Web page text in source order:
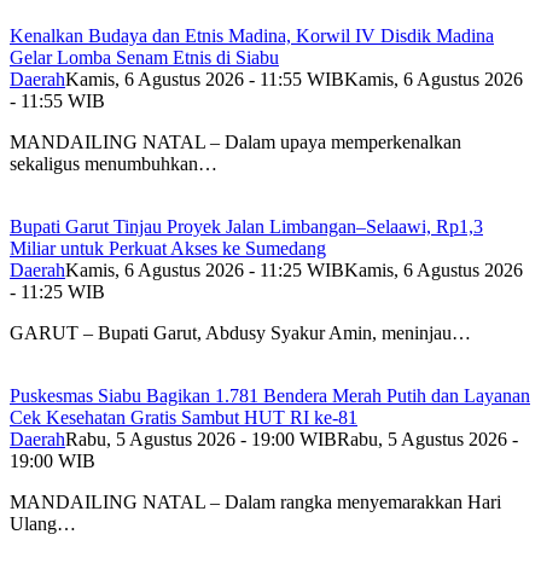
Kenalkan Budaya dan Etnis Madina, Korwil IV Disdik Madina
Gelar Lomba Senam Etnis di Siabu
DaerahKamis, 6 Agustus 2026 - 11:55 WIBKamis, 6 Agustus 2026
- 11:55 WIB
MANDAILING NATAL – Dalam upaya memperkenalkan
sekaligus menumbuhkan…
Bupati Garut Tinjau Proyek Jalan Limbangan–Selaawi, Rp1,3
Miliar untuk Perkuat Akses ke Sumedang
DaerahKamis, 6 Agustus 2026 - 11:25 WIBKamis, 6 Agustus 2026
- 11:25 WIB
GARUT – Bupati Garut, Abdusy Syakur Amin, meninjau…
Puskesmas Siabu Bagikan 1.781 Bendera Merah Putih dan Layanan
Cek Kesehatan Gratis Sambut HUT RI ke-81
DaerahRabu, 5 Agustus 2026 - 19:00 WIBRabu, 5 Agustus 2026 -
19:00 WIB
MANDAILING NATAL – Dalam rangka menyemarakkan Hari
Ulang…